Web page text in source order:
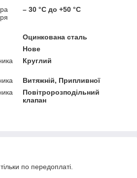
– 30 °С до +50 °С
Оцинкована сталь
Нове
Круглий
Витяжній, Припливної
Повітророзподільний
клапан
по передоплаті.